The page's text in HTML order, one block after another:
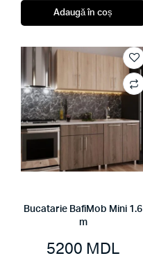
Adaugă în coș
Bucatarie BafiMob Mini 1.6
m
5200 MDL